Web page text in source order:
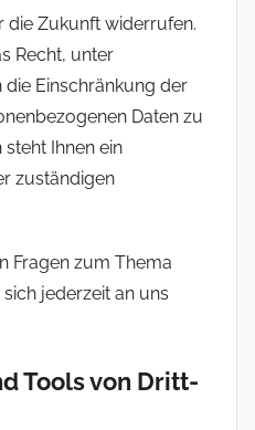
die Zukunft widerrufen.
Recht, unter
Einschränkung der
Daten zu
steht Ihnen ein
zuständigen
Fragen zum Thema
jederzeit an uns
Tools von Dritt­